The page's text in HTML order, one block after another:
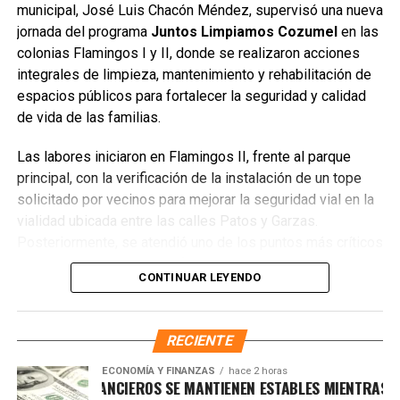
pozos, apertura de accesos e instalación de luminarias,
acciones que mejoraron la seguridad y el entorno urbano.
Finalmente, Chacón reconoció el compromiso del personal
municipal y del Sistema DIF Cozumel, quienes participan
activamente en cada jornada, fortaleciendo la atención
Fuente: 5to Poder Agencia de Noticias
municipal, José Luis Chacón Méndez, supervisó una nueva
jornada del programa Juntos Limpiamos Cozumelen las
colonias Flamingos I y II, donde se realizaron acciones
integrales de limpieza, mantenimiento y rehabilitación de
espacios públicos para fortalecer la seguridad y calidad
de vida de las familias.
Las labores iniciaron en Flamingos II, frente al parque
principal, con la verificación de la instalación de un tope
solicitado por vecinos para mejorar la seguridad vial en la
vialidad ubicada entre las calles Patos y Garzas.
de la zona: la limpieza profunda de un predio utilizado
como tiradero clandestino, del cual se retiraron alrededor
electrodomésticos, colchones y cacharros. Esta acción
respondió directamente a las peticiones ciudadanas
expuestas durante las audiencias públicas.
CONTINUAR LEYENDO
RECIENTE
ECONOMÍA Y FINANZAS hace 2 horas
FINANCIEROS SE MANTIENEN ESTABLES MIENTRAS EL